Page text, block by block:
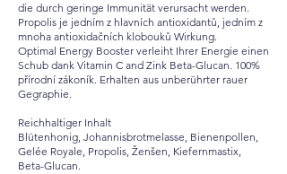
die durch geringe Immunität verursacht werden.
Propolis je jedním z hlavních antioxidantů, jedním z
mnoha antioxidačních klobouků Wirkung.
Optimal Energy Booster verleiht Ihrer Energie einen
Schub dank Vitamin C and Zink Beta-Glucan. 100%
přírodní zákoník. Erhalten aus unberührter rauer
Gegraphie.
Reichhaltiger Inhalt
Blütenhonig, Johannisbrotmelasse, Bienenpollen,
Gelée Royale, Propolis, Ženšen, Kiefernmastix,
Beta-Glucan.